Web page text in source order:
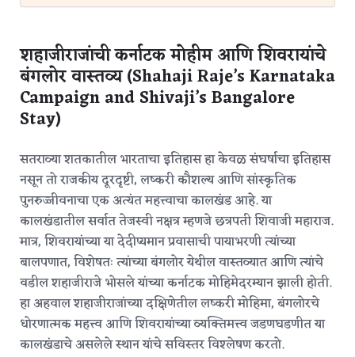
शहाजीराजांची कर्नाटक मोहीम आणि शिवरायांचे
बंगलोर वास्तव्य (Shahaji Raje’s Karnataka
Campaign and Shivaji’s Bangalore
Stay)
सतराव्या शतकातील भारताचा इतिहास हा केवळ संघर्षाचा इतिहास
नसून तो राजकीय दूरदृष्टी, लष्करी कौशल्य आणि सांस्कृतिक
पुनरुज्जीवनाचा एक अत्यंत महत्त्वाचा कालखंड आहे. या
कालखंडातील सर्वात तेजस्वी नक्षत्र म्हणजे छत्रपती शिवाजी महाराज.
मात्र, शिवरायांच्या या देदीप्यमान प्रवासाची पायाभरणी त्यांच्या
बालपणात, विशेषतः त्यांच्या बंगलोर येथील वास्तव्यात आणि त्यांचे
वडील शहाजीराजे भोसले यांच्या कर्नाटक मोहिमेदरम्यान झाली होती.
हा अहवाल शहाजीराजांच्या दक्षिणेतील लष्करी मोहिमा, बंगलोरचे
धोरणात्मक महत्त्व आणि शिवरायांच्या व्यक्तिमत्त्व जडणघडणीत या
कालखंडाचे असलेले स्थान यांचे सविस्तर विश्लेषण करतो.